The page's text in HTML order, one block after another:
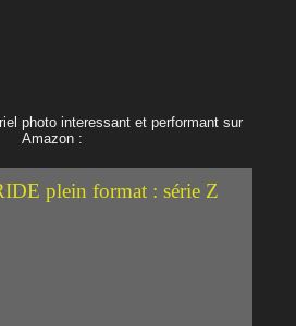
photo interessant et performant sur
Amazon :
plein format : série Z